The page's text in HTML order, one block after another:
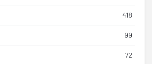
418
99
72